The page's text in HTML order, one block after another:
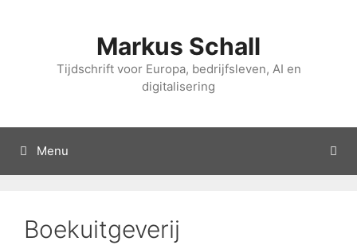
Markus Schall
Tijdschrift voor Europa, bedrijfsleven, AI en
digitalisering
Menu
Boekuitgeverij